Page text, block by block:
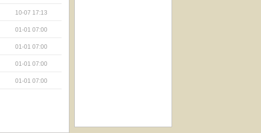
10-07 17:13
01-01 07:00
01-01 07:00
01-01 07:00
01-01 07:00